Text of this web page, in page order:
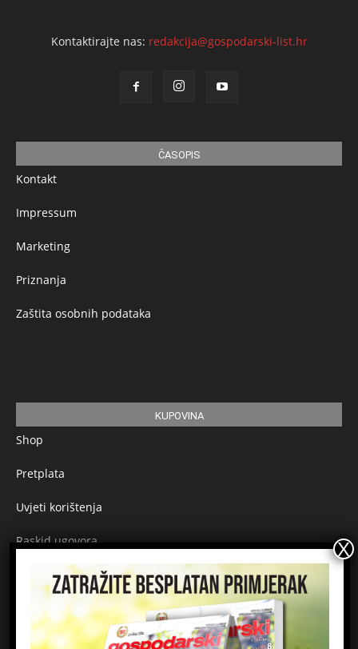
Kontaktirajte nas: redakcija@gospodarski-list.hr
ČASOPIS
Kontakt
Impressum
Marketing
Priznanja
Zaštita osobnih podataka
KUPOVINA
Shop
Pretplata
Uvjeti korištenja
Raskid ugovora
Načini plaćanja
Sigurnost plaćanja